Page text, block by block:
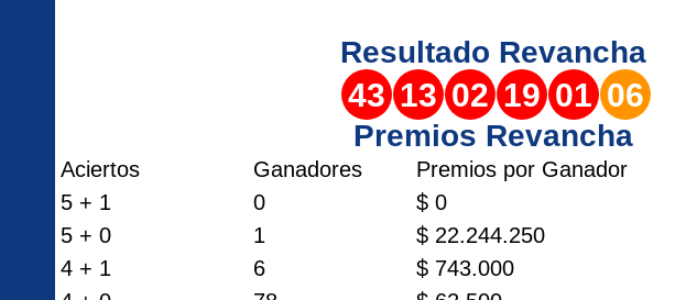
Resultado Revancha
43 13 02 19 01 06
Premios Revancha
Aciertos Ganadores Premios por Ganador
5 + 1
0 $ 0
5 + 0
1 $ 22.244.250
4 + 1
6 $ 743.000